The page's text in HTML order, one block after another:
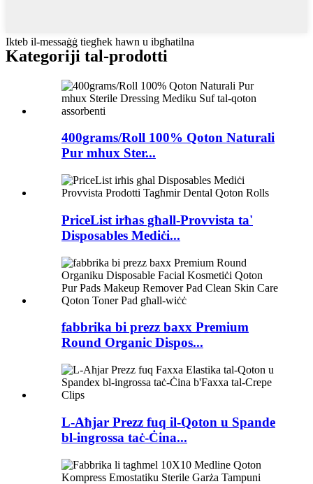
Ikteb il-messaġġ tiegħek hawn u ibgħatilna
Kategoriji tal-prodotti
400grams/Roll 100% Qoton Naturali
Pur mhux Ster...
PriceList irħas għall-Provvista ta'
Disposables Mediċi...
fabbrika bi prezz baxx Premium
Round Organic Dispos...
L-Aħjar Prezz fuq il-Qoton u Spande
bl-ingrossa taċ-Ċina...